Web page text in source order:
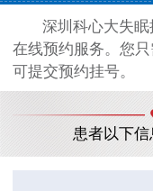
深圳科心大失
在线预约服务。您
可提交预约挂号。
患者以下